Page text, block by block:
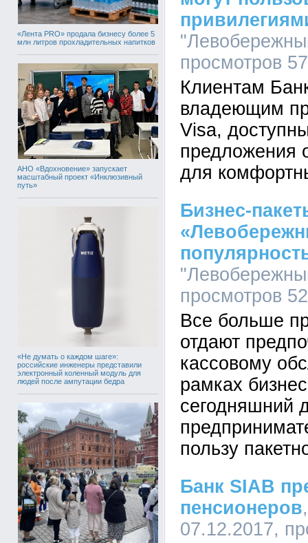
«Лента PRO» продала бизнесу более 5
млн литров прохладительных напитков
АНО «Вдохновение» запускает
масштабный проект «Инклюзивный
путь»
«Не думать о каждом шаге»:
российские инженеры представили
электронный коленный модуль для
людей после ампутации бедра
просмотров
Клиентам
владеющим
Visa,
предложения
для
Бизнес-
просмотров
Все больше
отдают
кассовому
рамках
сегодняшний
пользу
Банк SIAB
пенсионеров
07.12.2017,